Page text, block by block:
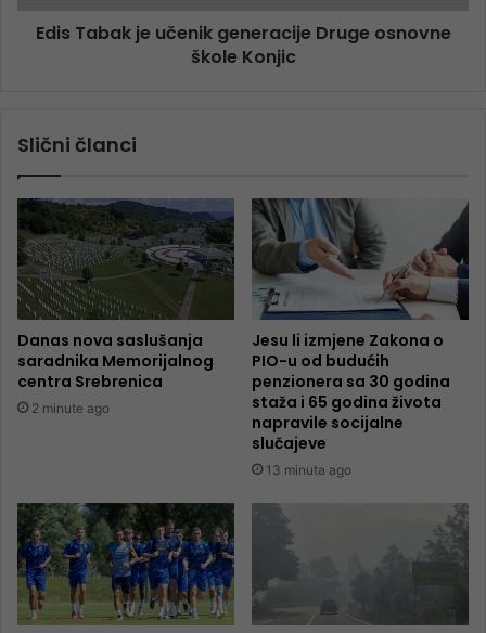
Edis Tabak je učenik generacije Druge osnovne
škole Konjic
Slični članci
Danas nova saslušanja
saradnika Memorijalnog
centra Srebrenica
2 minute ago
Jesu li izmjene Zakona o
PIO-u od budućih
penzionera sa 30 godina
staža i 65 godina života
napravile socijalne
slučajeve
13 minuta ago